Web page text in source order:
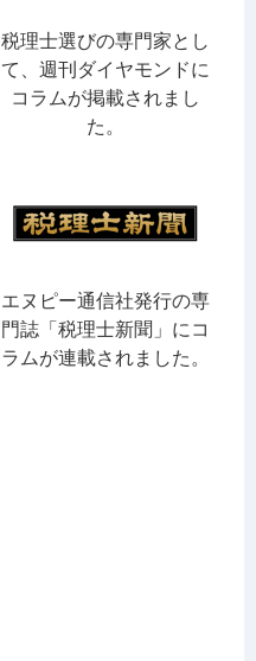
税理士選びの専門家とし
て、週刊ダイヤモンドに
コラムが掲載されまし
た。
エヌピー通信社発行の専
門誌「税理士新聞」にコ
ラムが連載されました。